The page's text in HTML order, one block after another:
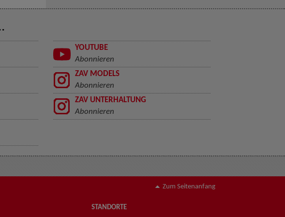
YOUTUBE
Abonnieren
ZAV MODELS
Abonnieren
ZAV UNTERHALTUNG
Abonnieren
Zum Seitenanfang
STANDORTE